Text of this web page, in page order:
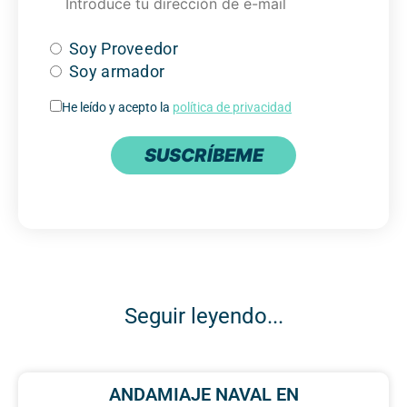
Soy Proveedor
Soy armador
He leído y acepto la política de privacidad
SUSCRÍBEME
Seguir leyendo...
ANDAMIAJE NAVAL EN